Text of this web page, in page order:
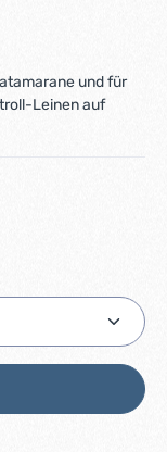
und für
Leinen auf
Wert ein